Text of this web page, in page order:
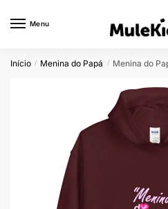
Menu
Início / Menina do Papá / Menina do